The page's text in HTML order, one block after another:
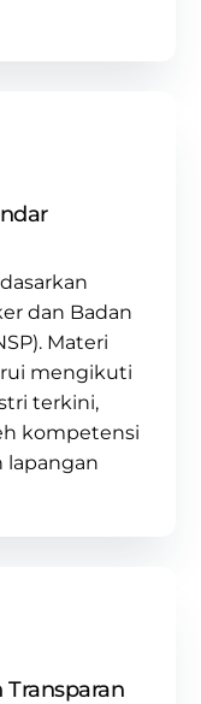
dan Badan
. Materi
mengikuti
terkini,
kompetensi
lapangan
Transparan